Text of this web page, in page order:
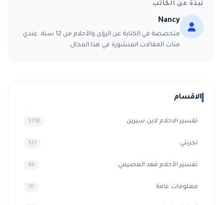
نبذة عن الكاتب
Nancy
متخصصة في الكتابة عن الرؤى والأحلام من 12 سنة. عندي
مئات المقالات المنشورة في هذا المجال.
الاقسام
تفسير الاحلام لابن سيرين 5138
تجربتي 521
تفسير الأحلام فهد العصيمي 94
معلومات عامة 70